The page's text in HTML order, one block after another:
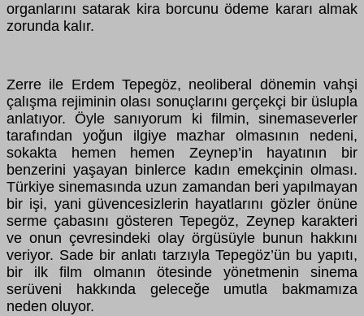
organlarını satarak kira borcunu ödeme kararı almak
zorunda kalır.
Zerre ile Erdem Tepegöz, neoliberal dönemin vahşi
çalışma rejiminin olası sonuçlarını gerçekçi bir üslupla
anlatıyor. Öyle sanıyorum ki filmin, sinemaseverler
tarafından yoğun ilgiye mazhar olmasının nedeni,
sokakta hemen hemen Zeynep’in hayatının bir
benzerini yaşayan binlerce kadın emekçinin olması.
Türkiye sinemasında uzun zamandan beri yapılmayan
bir işi, yani güvencesizlerin hayatlarını gözler önüne
serme çabasını gösteren Tepegöz, Zeynep karakteri
ve onun çevresindeki olay örgüsüyle bunun hakkını
veriyor. Sade bir anlatı tarzıyla Tepegöz’ün bu yapıtı,
bir ilk film olmanın ötesinde yönetmenin sinema
serüveni hakkında geleceğe umutla bakmamıza
neden oluyor.